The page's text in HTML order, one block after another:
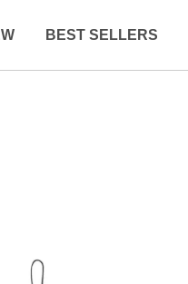
BEST SELLERS